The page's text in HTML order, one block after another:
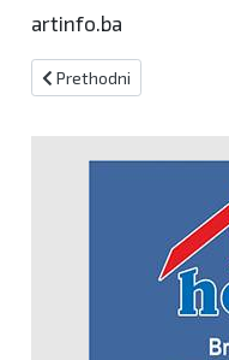
artinfo.ba
Prethodni članak: Nova
Prethodni